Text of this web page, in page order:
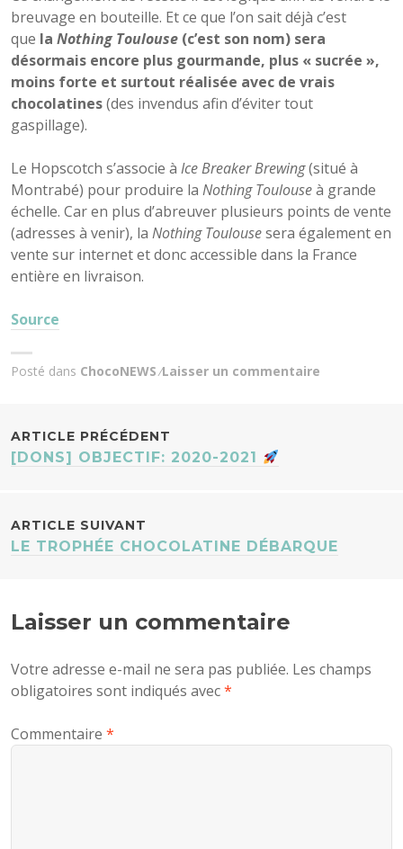
breuvage en bouteille. Et ce que l’on sait déjà c’est
que la Nothing Toulouse (c’est son nom) sera
désormais encore plus gourmande, plus « sucrée »,
moins forte et surtout réalisée avec de vrais
chocolatines(des invendus afin d’éviter tout
gaspillage).
Le Hopscotch s’associe à Ice Breaker Brewing(situé à
Montrabé) pour produire la Nothing Toulouseà grande
échelle. Car en plus d’abreuver plusieurs points de vente
(adresses à venir), la Nothing Toulousesera également en
vente sur internet et donc accessible dans la France
entière en livraison.
Source
Posté dans ChocoNEWS Laisser un commentaire
NAVIGATION
ARTICLES
ARTICLE PRÉCÉDENT
[DONS] OBJECTIF: 2020-2021
ARTICLE SUIVANT
LE TROPHÉE CHOCOLATINE DÉBARQUE
Laisser un commentaire
Votre adresse e-mail ne sera pas publiée. Les champs
obligatoires sont indiqués avec*
Commentaire *